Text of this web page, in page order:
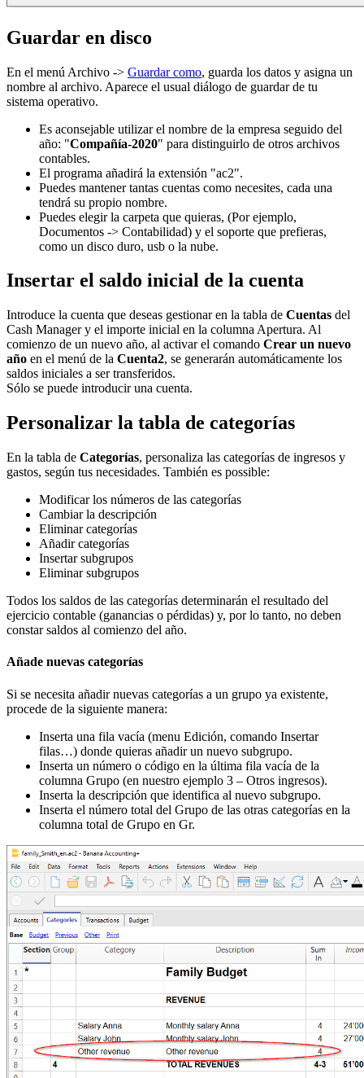
Guardar en disco
En el menú Archivo -> Guardar como, guarda los datos y asigna un
nombre al archivo. Aparece el usual diálogo de guardar de tu
sistema operativo.
Es aconsejable utilizar el nombre de la empresa seguido del
año: "Compañía-2020" para distinguirlo de otros archivos
contables.
El programa añadirá la extensión "ac2".
Puedes mantener tantas cuentas como necesites, cada una
tendrá su propio nombre.
Puedes elegir la carpeta que quieras, (Por ejemplo,
Documentos -> Contabilidad) y el soporte que prefieras,
como un disco duro, usb o la nube.
Insertar el saldo inicial de la cuenta
Introduce la cuenta que deseas gestionar en la tabla de Cuentas del
Cash Manager y el importe inicial en la columna Apertura. Al
comienzo de un nuevo año, al activar el comando Crear un nuevo
año en el menú de la Cuenta2, se generarán automáticamente los
saldos iniciales a ser transferidos.
Sólo se puede introducir una cuenta.
Personalizar la tabla de categorías
En la tabla de Categorías, personaliza las categorías de ingresos y
gastos, según tus necesidades. También es possible:
Modificar los números de las categorías
Cambiar la descripción
Eliminar categorías
Añadir categorías
Insertar subgrupos
Eliminar subgrupos
Todos los saldos de las categorías determinarán el resultado del
ejercicio contable (ganancias o pérdidas) y, por lo tanto, no deben
constar saldos al comienzo del año.
Añade nuevas categorías
Si se necesita añadir nuevas categorías a un grupo ya existente,
procede de la siguiente manera:
Inserta una fila vacía (menu Edición, comando Insertar
filas…) donde quieras añadir un nuevo subgrupo.
Inserta un número o código en la última fila vacía de la
columna Grupo (en nuestro ejemplo 3 – Otros ingresos).
Inserta la descripción que identifica al nuevo subgrupo.
Inserta el número total del Grupo de las otras categorías en la
columna total de Grupo en Gr.